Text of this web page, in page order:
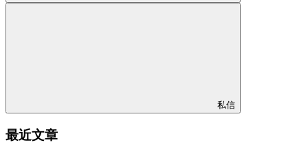
私信
最近文章